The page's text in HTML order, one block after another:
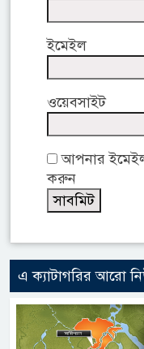
ইমেইল
ওয়েবসাইট
আপনার
করুন
এ ক্যাটাগরির আরো